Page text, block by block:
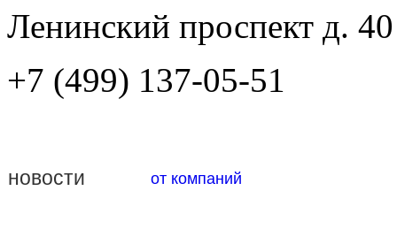
Ленинский проспект д. 40
+7 (499) 137-05-51
новости от компаний